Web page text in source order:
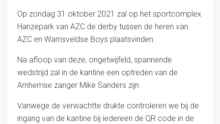
Op zondag 31 oktober 2021 zal op het sportcomplex
Hanzepark van AZC de derby tussen de heren van
AZC en Warnsveldse Boys plaatsvinden.
Na afloop van deze, ongetwijfeld, spannende
wedstrijd zal in de kantine een optreden van de
Arnhemse zanger Mike Sanders zijn.
Vanwege de verwachtte drukte controleren we bij de
ingang van de kantine bij iedereen de QR code in de